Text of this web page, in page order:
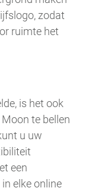
zodat
ruimte het
is het ook
te bellen
u uw
een
elke online